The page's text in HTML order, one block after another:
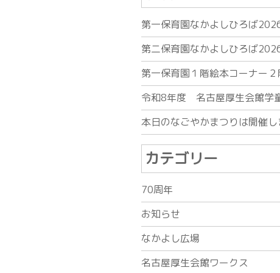
第一保育園なかよしひろば
第二保育園なかよしひろば
第一保育園１階絵本コーナー
令和8年度 名古屋厚生会館学
本日のなごやかまつりは開催し
カテゴリー
70周年
お知らせ
なかよし広場
名古屋厚生会館ワークス